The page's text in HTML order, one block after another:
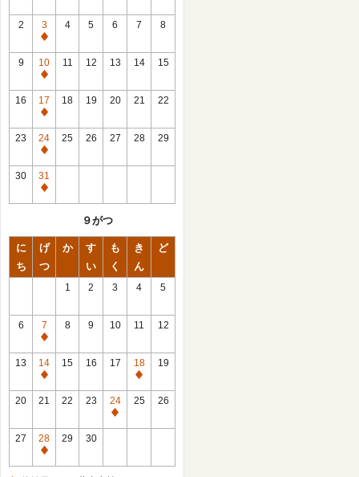
2
3
休
館
日
4 5 6 7 8
9
10
休
館
日
11 12 13 14 15
16
17
休
館
日
18 19 20 21 22
23
24
休
館
日
25 26 27 28 29
30
31
休
９がつ
に
ち
げ
つ
か
す
い
も
く
き
ん
ど
1 2 3 4 5
6
7
休
館
日
8 9 10 11 12
13
14
休
館
15 16 17
18
休
館
19
20 21 22 23
24
休
25 26
27
28
休
29 30